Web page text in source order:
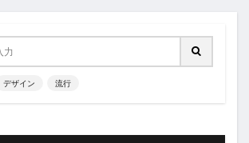
デザイン 流行